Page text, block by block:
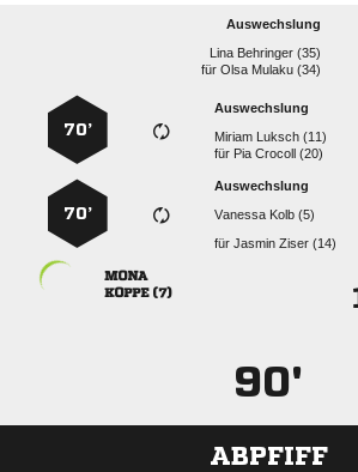
Auswechslung
  
für  
Auswechslung
  
für   
70’
Auswechslung
  
für  
70’

 
90'
ABPFIFF